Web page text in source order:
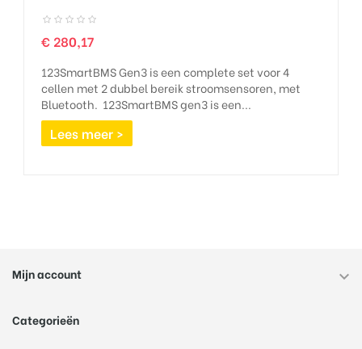
Prijs
€ 280,17
123SmartBMS Gen3 is een complete set voor 4
cellen met 2 dubbel bereik stroomsensoren, met
Bluetooth. 123SmartBMS gen3 is een...
Lees meer >
Mijn account 
Categorieën